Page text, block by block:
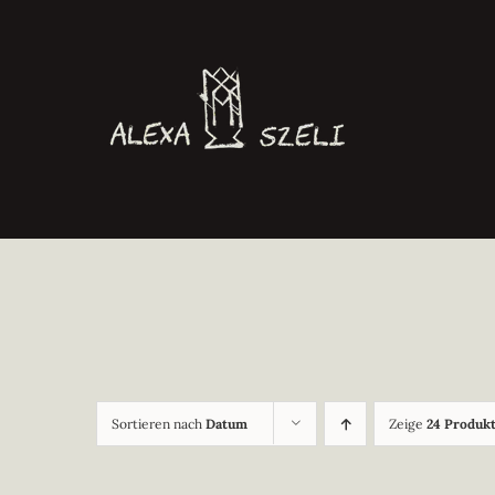
Sortieren nach Datum Zeige 24